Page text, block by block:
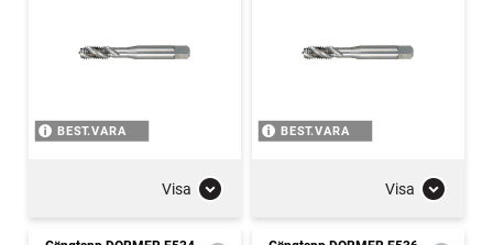
BEST.VARA
Visa
BEST.VARA
Visa